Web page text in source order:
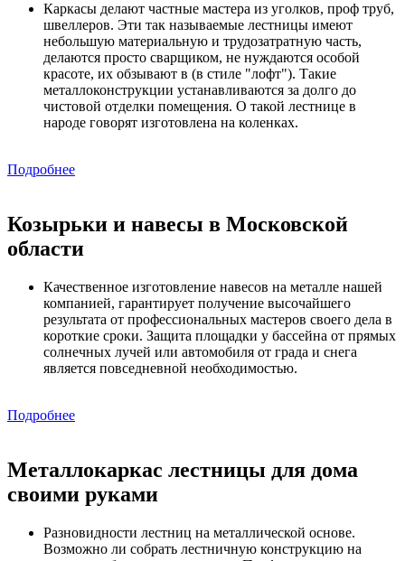
Каркасы делают частные мастера из уголков, проф труб,
швеллеров. Эти так называемые лестницы имеют
небольшую материальную и трудозатратную часть,
делаются просто сварщиком, не нуждаются особой
красоте, их обзывают в (в стиле "лофт"). Такие
металлоконструкции устанавливаются за долго до
чистовой отделки помещения. О такой лестнице в
народе говорят изготовлена на коленках.
Подробнее
Козырьки и навесы в Московской
области
Качественное изготовление навесов на металле нашей
компанией, гарантирует получение высочайшего
результата от профессиональных мастеров своего дела в
короткие сроки. Защита площадки у бассейна от прямых
солнечных лучей или автомобиля от града и снега
является повседневной необходимостью.
Подробнее
Металлокаркас лестницы для дома
своими руками
Разновидности лестниц на металлической основе.
Возможно ли собрать лестничную конструкцию на